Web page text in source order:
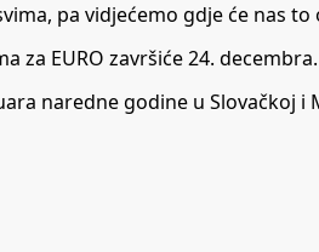
pa vidjećemo gdje će nas to
za EURO završiće 24. decembra.
naredne godine u Slovačkoj i